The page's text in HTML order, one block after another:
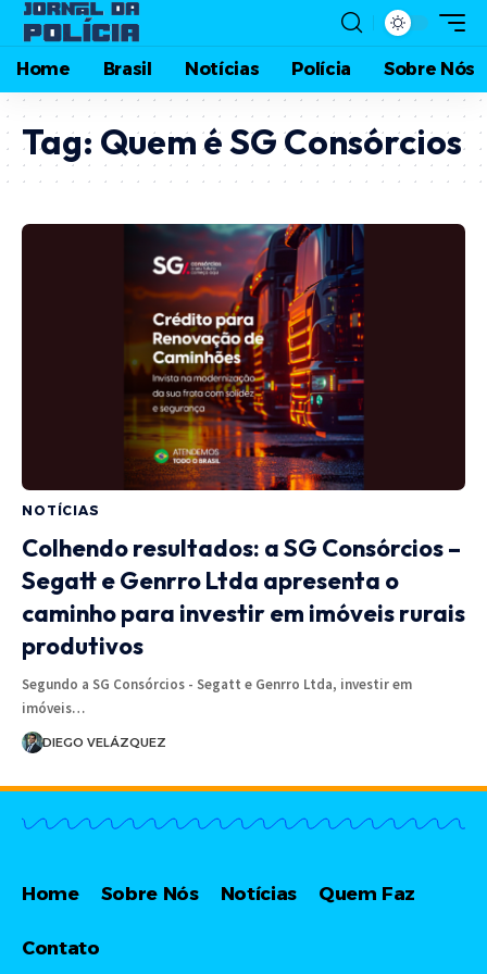
Home Brasil Notícias Polícia Sobre Nós
Tag: Quem é SG Consórcios
NOTÍCIAS
Colhendo resultados: a SG Consórcios –
Segatt e Genrro Ltda apresenta o
caminho para investir em imóveis rurais
produtivos
Segundo a SG Consórcios - Segatt e Genrro Ltda, investir em
imóveis…
DIEGO VELÁZQUEZ
Home Sobre Nós Notícias Quem Faz
Contato